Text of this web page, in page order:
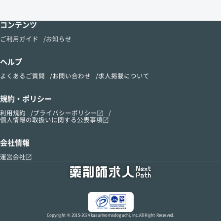
コンテンツ
ご利用ガイド お知らせ
ヘルプ
よくあるご質問 お問い合わせ 求人掲載について
規約・ポリシー
利用規約
プライバシーポリシー
個人情報の取扱いに関する公表事項
会社情報
運営会社
Copyright © 2015-2024 kusurinomadoguchi, Inc.All Right Reserved.